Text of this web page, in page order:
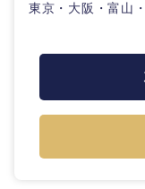
九州・沖縄
福岡県
東京・大阪・富山